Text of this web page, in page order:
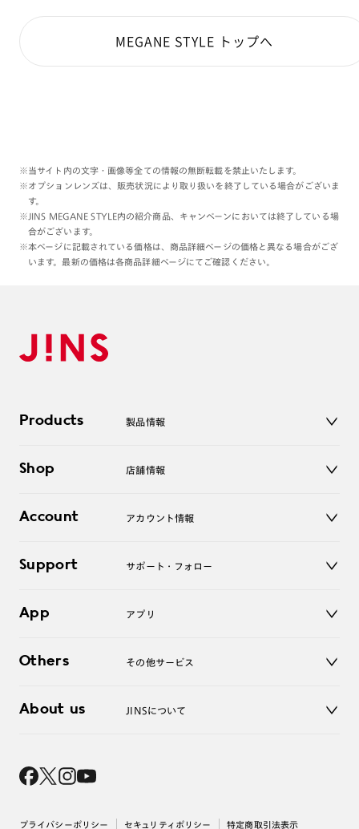
MEGANE STYLE トップへ
※当サイト内の文字・画像等全ての情報の無断転載を禁止いたします。
※オプションレンズは、販売状況により取り扱いを終了している場合がございま
す。
※JINS MEGANE STYLE内の紹介商品、キャンペーンにおいては終了している場
合がございます。
※本ページに記載されている価格は、商品詳細ページの価格と異なる場合がござ
います。最新の価格は各商品詳細ページにてご確認ください。
Products 製品情報
サングラス
コンタクトレンズ
アクセサリー
Shop 店舗情報
オンラインショップ
Account アカウント情報
ログアウト
Support サポート・フォロー
よくあるご質問
お問い合わせ
App アプリ
Others その他サービス
レンズ交換
About us JINSについて
採用情報
出店について
プライバシーポリシー セキュリティポリシー 特定商取引法表示